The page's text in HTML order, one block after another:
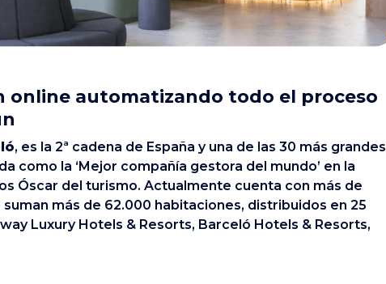
online automatizando todo el proceso
, es la 2ª cadena de España y una de las 30 más grandes
como la ‘Mejor compañía gestora del mundo’ en la
Óscar del turismo. Actualmente cuenta con más de
más de 62.000 habitaciones, distribuidos en 25
Luxury Hotels & Resorts, Barceló Hotels & Resorts,